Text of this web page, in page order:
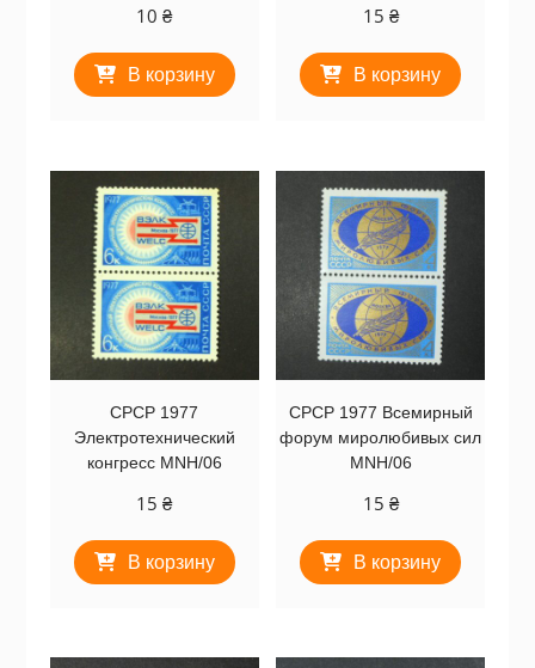
10₴
В корзину
15 ₴
В корзину
СРСР 1977
Электротехнический
конгресс MNH/06
15₴
В корзину
СРСР 1977 Всемирный
форум миролюбивых сил
MNH/06
15 ₴
В корзину